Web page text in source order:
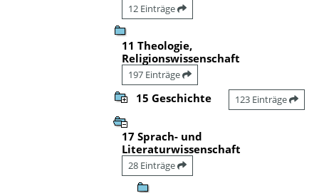
12 Einträge
11 Theologie,
Religionswissenschaft
197 Einträge
15 Geschichte 123 Einträge
17 Sprach- und
Literaturwissenschaft
28 Einträge